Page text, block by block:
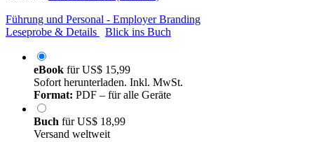
Führung und Personal - Employer Branding
Leseprobe & Details
Blick ins Buch
eBook fürUS$ 15,99
Sofort herunterladen. Inkl. MwSt.
Format: PDF – für alle Geräte
Buch fürUS$ 18,99
Versand weltweit